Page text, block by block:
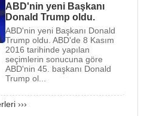
çalışmalarının başına
başkanıBill Clinton
yılları arasında Hillary
First Lady’si olarak
ABD'nin yeni Başkanı
Donald Trump oldu.
ABD'nin yeni Başkanı Donald
Trump oldu. ABD'de 8 Kasım
2016 tarihinde yapılan
seçimlerin sonucuna göre
ABD'nin 45. başkanı Donald
Trump ol...
›››